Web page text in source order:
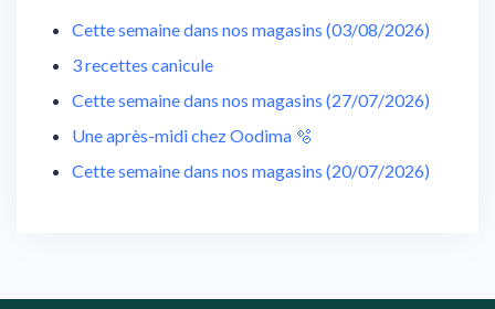
Cette semaine dans nos magasins (03/08/2026)
3 recettes canicule
Cette semaine dans nos magasins (27/07/2026)
Une après-midi chez Oodima 🫧
Cette semaine dans nos magasins (20/07/2026)